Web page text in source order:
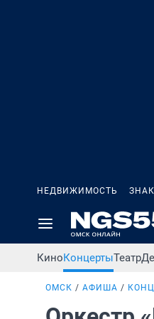
НЕДВИЖИМОСТЬ
КиноКонцертыТеатр
ОМСК АФИША